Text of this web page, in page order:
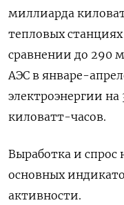
миллиарда
тепловых
сравнении до 290
АЭС в январе-
электроэнергии
киловатт-часов.
Выработка и спрос
основных
активности.